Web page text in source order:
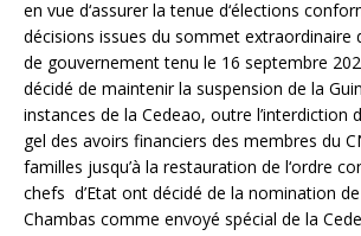
en vue d‘assurer la tenue d‘élections
décisions issues du sommet extraordinaire
de gouvernement tenu le 16 septembre
décidé de maintenir la suspension de la
instances de la Cedeao, outre l’interdiction
gel des avoirs financiers des membres du
familles jusqu’à la restauration de l‘ordre
chefs d’Etat ont décidé de la nomination
Chambas comme envoyé spécial de la